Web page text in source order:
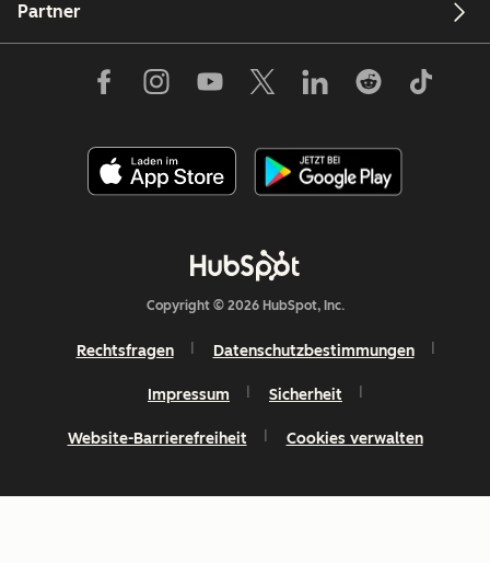
Partner
Copyright © 2026 HubSpot, Inc.
Rechtsfragen Datenschutzbestimmungen
Impressum Sicherheit
Website-Barrierefreiheit Cookies verwalten